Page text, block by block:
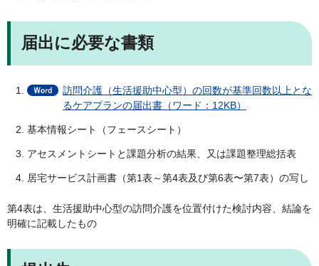
届出に必要な書類
訪問介護（生活援助中心型）の回数が基準回数以上とな
るケアプランの届出書（ワード：12KB）
基本情報シート（フェースシート）
アセスメントシートと課題分析の結果、又は課題整理総括表
居宅サービス計画書（第1表～第4表及び第6表〜第7表）の写し
第4表は、生活援助中心型の訪問介護を位置付けた検討内容、結論を
明確に記載したもの